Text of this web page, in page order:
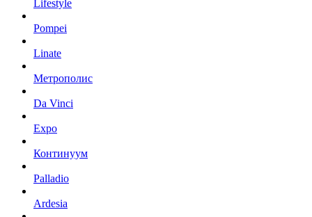
Lifestyle
Pompei
Linate
Метрополис
Da Vinci
Expo
Континуум
Palladio
Ardesia